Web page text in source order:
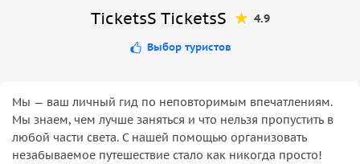
TicketsS TicketsS 4.9
Выбор туристов
Мы — ваш личный гид по неповторимым впечатлениям.
Мы знаем, чем лучше заняться и что нельзя пропустить в
любой части света. С нашей помощью организовать
незабываемое путешествие стало как никогда просто!